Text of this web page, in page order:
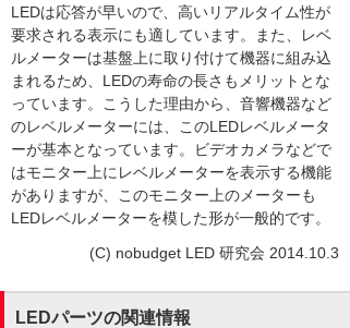
LEDは応答が早いので、高いリアルタイム性が
要求される表示にも適しています。また、レベ
ルメーターは基盤上に取り付けて機器に組み込
まれるため、LEDの寿命の長さもメリットとな
っています。こうした理由から、音響機器など
のレベルメーターには、このLEDレベルメータ
ーが基本となっています。ビデオカメラなどで
はモニター上にレベルメーターを表示する機能
がありますが、このモニター上のメーターも
LEDレベルメーターを模した形が一般的です。
(C) nobudget LED 研究会 2014.10.3
LEDパーツの関連情報